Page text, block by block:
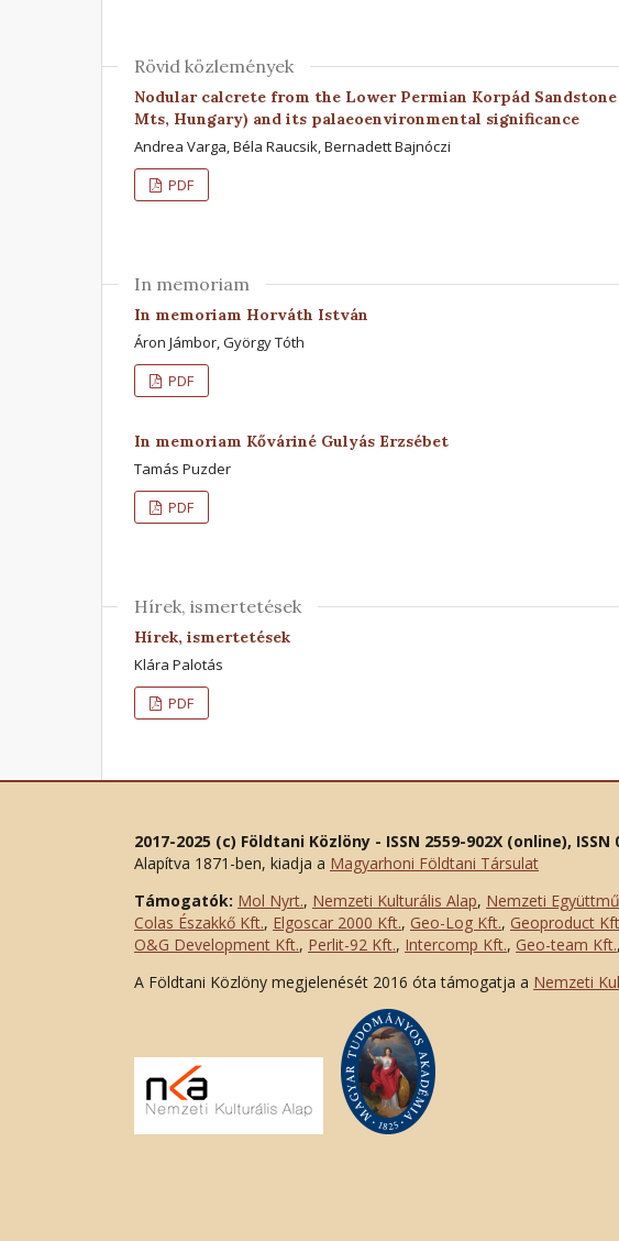
Rövid közlemények
Nodular calcrete from the Lower Permian Korpád
Mts, Hungary) and its palaeoenvironmental significance
Andrea Varga, Béla Raucsik, Bernadett Bajnóczi
PDF
In memoriam
In memoriam Horváth István
Áron Jámbor, György Tóth
PDF
In memoriam Kőváriné Gulyás Erzsébet
Tamás Puzder
PDF
Hírek, ismertetések
Hírek, ismertetések
Klára Palotás
PDF
2017-2025 (c) Földtani Közlöny - ISSN 2559-902X (online),
Alapítva 1871-ben, kiadja a Magyarhoni Földtani Társulat
Támogatók: Mol Nyrt., Nemzeti Kulturális Alap, Nemzeti
Colas Északkő Kft., Elgoscar 2000 Kft., Geo-Log Kft., Geoproduct
O&G Development Kft., Perlit-92 Kft., Intercomp Kft., Geo-team Kft.,
A Földtani Közlöny megjelenését 2016 óta támogatja a Nemzeti